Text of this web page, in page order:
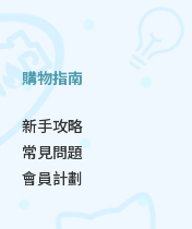
購物指南
新手攻略
常見問題
會員計劃